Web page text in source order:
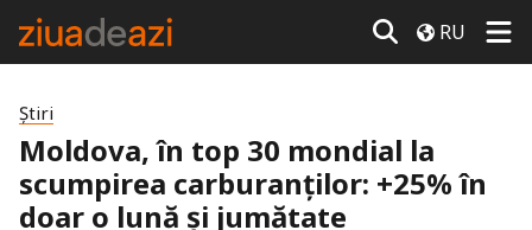
RU
Știri
Moldova, în top 30 mondial la
scumpirea carburanților: +25% în
doar o lună și jumătate